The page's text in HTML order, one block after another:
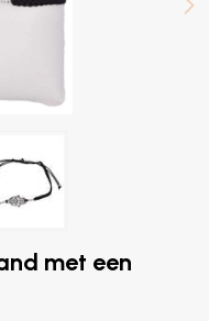
met een